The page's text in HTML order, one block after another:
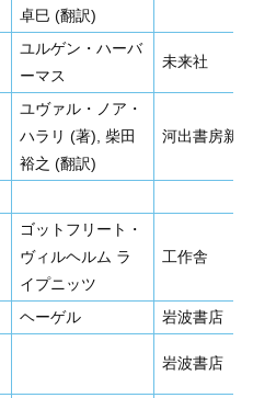
卓巳 (翻訳)
ユルゲン・ハーバ
ーマス
未来社
ユヴァル・ノア・
ハラリ (著), 柴田
裕之 (翻訳)
河出書房新社
ゴットフリート・
ヴィルヘルム ラ
イプニッツ
工作舎
ヘーゲル
岩波書店
岩波書店